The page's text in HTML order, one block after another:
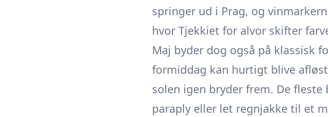
springer ud i Prag, og
hvor Tjekkiet for alvor skifter
Maj byder dog også på klassisk
formiddag kan hurtigt blive
solen igen bryder frem. De
paraply eller let regnjakke til et